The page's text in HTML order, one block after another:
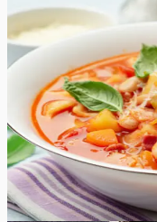
Minestrone supp
Kogege imepäraseid
itaalia taimse supi
sisaldab värskeid
Kui otsite lihtsat
õhtusööki, siis
65min
6tk